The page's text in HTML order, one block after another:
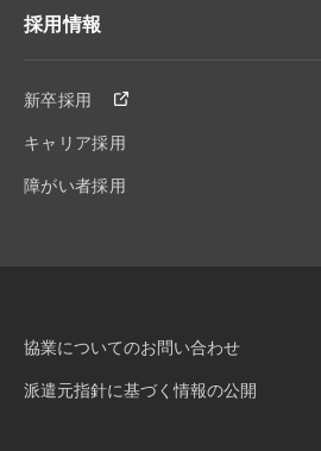
採用情報
新卒採用
キャリア採用
障がい者採用
協業についてのお問い合わせ
派遣元指針に基づく情報の公開